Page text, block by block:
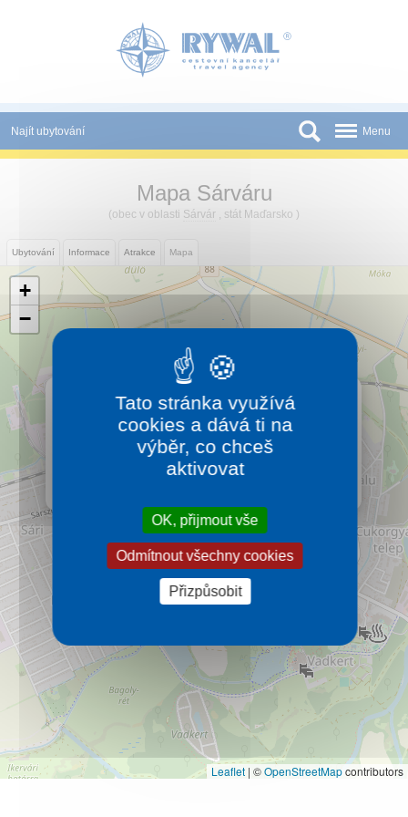
Najít ubytování
Státy
Podmínky
Partneři
Tištěné katalogy
Kontakt
Menu
Mapa Sárváru
(obec v oblasti Sárvár , stát Maďarsko )
Ubytování Informace Atrakce Mapa
Sárvár se nachází v západní části země, 120
kilometrů od Vídně a Grazu a 193 km od Budapešti,
je to malé příjemné městečko, bohaté na kulturně
historické památky a turistické pozoruhodnosti.
+
−
Leaflet | ©OpenStreetMapcontributors
Tato stránka využívá
cookies a dává ti na
výběr, co chceš
aktivovat
OK, přijmout vše
Odmítnout všechny cookies
Přizpůsobit